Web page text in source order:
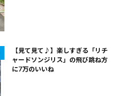
【見て見て♪】楽しすぎる「リチ
ャードソンジリス」の飛び跳ね方
に7万のいいね